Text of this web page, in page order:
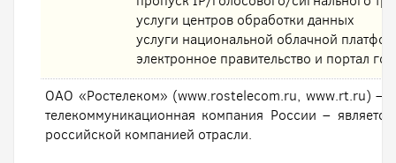
услуги центров обработки данных
услуги национальной облачной
электронное правительство и портал
ОАО «Ростелеком» (www.rostelecom.ru, www.rt.ru) –
телекоммуникационная компания России –
российской компанией отрасли.